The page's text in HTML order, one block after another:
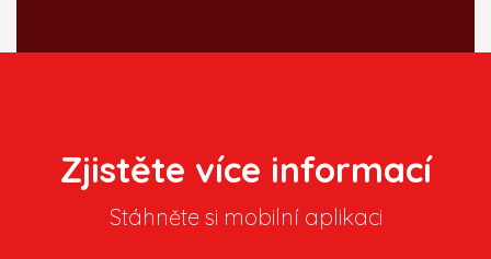
Zjistěte více informací
Stáhněte si mobilní aplikaci